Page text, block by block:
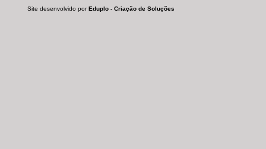
Site desenvolvido porEduplo - Criação de Soluções